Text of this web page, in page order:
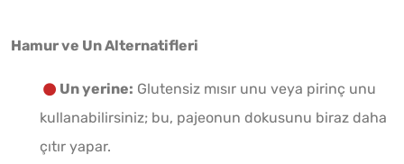
Hamur ve Un Alternatifleri
Un yerine: Glutensiz mısır unu veya pirinç unu
kullanabilirsiniz; bu, pajeonun dokusunu biraz daha
çıtır yapar.